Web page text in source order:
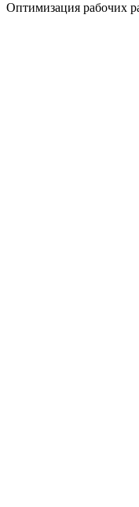
Оптимизация рабочих